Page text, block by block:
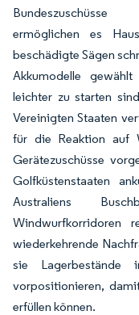
Bundeszuschüsse
ermöglichen es
beschädigte Sägen
Akkumodelle
leichter zu starten
Vereinigten Staaten
für die Reaktion auf
Gerätezuschüsse
Golfküstenstaaten
Australiens
Windwurfkorridoren
wiederkehrende
sie Lagerbestände
vorpositionieren,
erfüllen können.